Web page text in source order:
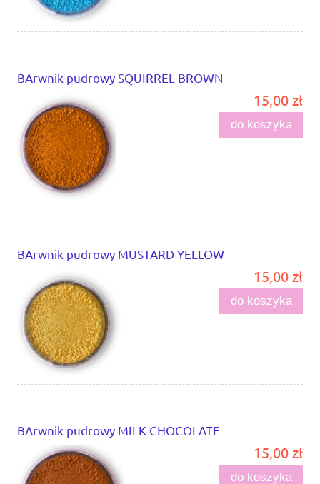
BArwnik pudrowy SQUIRREL BROWN
15,00 zł
do koszyka
BArwnik pudrowy MUSTARD YELLOW
15,00 zł
do koszyka
BArwnik pudrowy MILK CHOCOLATE
15,00 zł
do koszyka